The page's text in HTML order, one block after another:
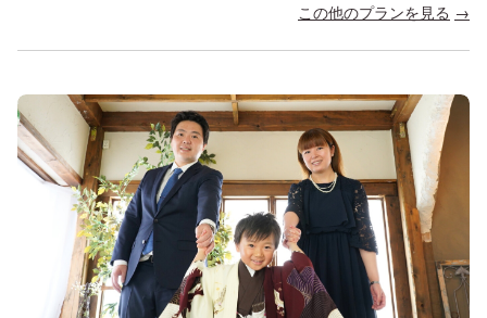
この他のプランを見る